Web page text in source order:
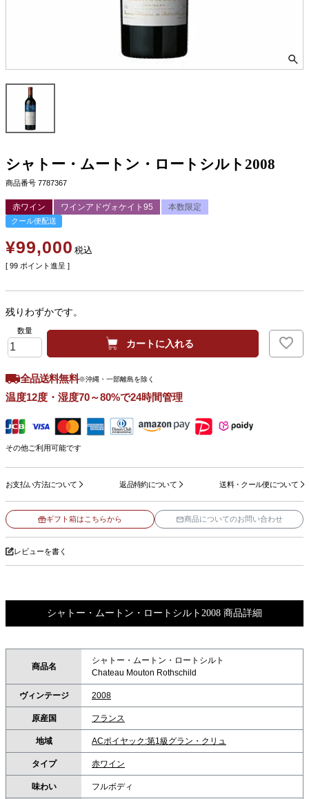
シャトー・ムートン・ロートシルト2008
商品番号 7787367
赤ワイン ワインアドヴォケイト95 本数限定
クール便配送
¥99,000 税込
[ 99 ポイント進呈 ]
残りわずかです。
カートに入れる
全品送料無料※沖縄・一部離島を除く
温度12度・湿度70～80%で24時間管理
その他ご利用可能です
お支払い方法について 返品特約について 送料・クール便について
ギフト箱はこちらから 商品についてのお問い合わせ
レビューを書く
シャトー・ムートン・ロートシルト2008 商品詳細
商品名
シャトー・ムートン・ロートシルト
Chateau Mouton Rothschild
ヴィンテージ 2008
原産国 フランス
地域 ACポイヤック:第1級グラン・クリュ
タイプ 赤ワイン
味わい フルボディ